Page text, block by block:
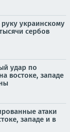
украинскому
сербов
удар по
востоке, западе
атаки
западе и в